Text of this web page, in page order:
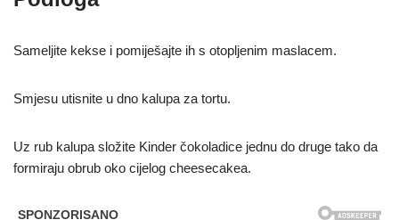
Sameljite kekse i pomiješajte ih s otopljenim maslacem.
Smjesu utisnite u dno kalupa za tortu.
Uz rub kalupa složite Kinder čokoladice jednu do druge tako da
formiraju obrub oko cijelog cheesecakea.